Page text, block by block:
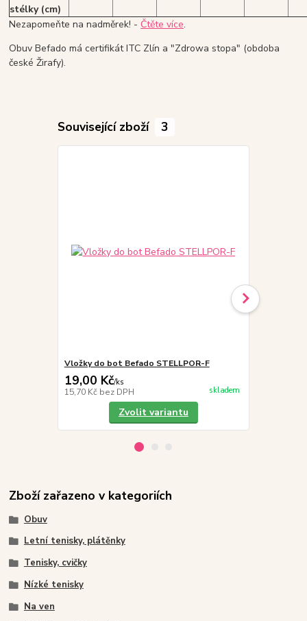
stélky (cm)
Nezapomeňte na nadměrek! - Čtěte více.
Obuv Befado má certifikát ITC Zlín a "Zdrowa stopa" (obdoba
české Žirafy).
Související zboží 3
Vložky do bot Befado STELLPOR-F
19,00 Kč/ks
15,70 Kč bez DPH skladem
Zvolit variantu
Zboží zařazeno v kategoriích
Obuv
Letní tenisky, plátěnky
Tenisky, cvičky
Nízké tenisky
Na ven